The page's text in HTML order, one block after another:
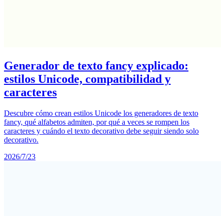
Generador de texto fancy explicado:
estilos Unicode, compatibilidad y
caracteres
Descubre cómo crean estilos Unicode los generadores de texto
fancy, qué alfabetos admiten, por qué a veces se rompen los
caracteres y cuándo el texto decorativo debe seguir siendo solo
decorativo.
2026/7/23